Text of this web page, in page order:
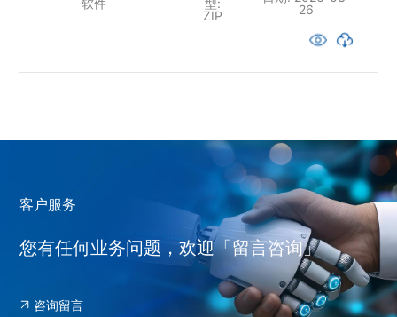
软件
型:
ZIP
26
客户服务
您有任何业务问题，欢迎「留言咨询」
咨询留言